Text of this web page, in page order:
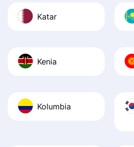
Katar
Kenia
Kolumbia